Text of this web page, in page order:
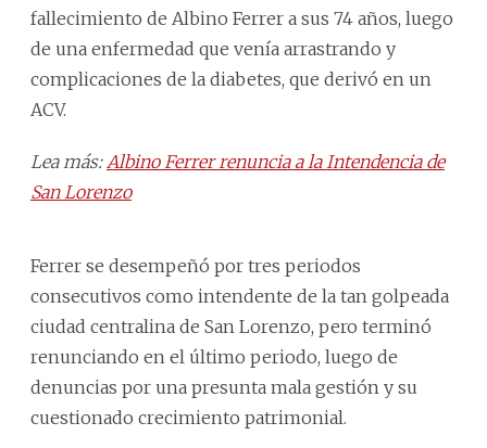
fallecimiento de Albino Ferrer a sus 74 años, luego
de una enfermedad que venía arrastrando y
complicaciones de la diabetes, que derivó en un
ACV.
Lea más: Albino Ferrer renuncia a la Intendencia de
San Lorenzo
Ferrer se desempeñó por tres periodos
consecutivos como intendente de la tan golpeada
ciudad centralina de San Lorenzo, pero terminó
renunciando en el último periodo, luego de
denuncias por una presunta mala gestión y su
cuestionado crecimiento patrimonial.